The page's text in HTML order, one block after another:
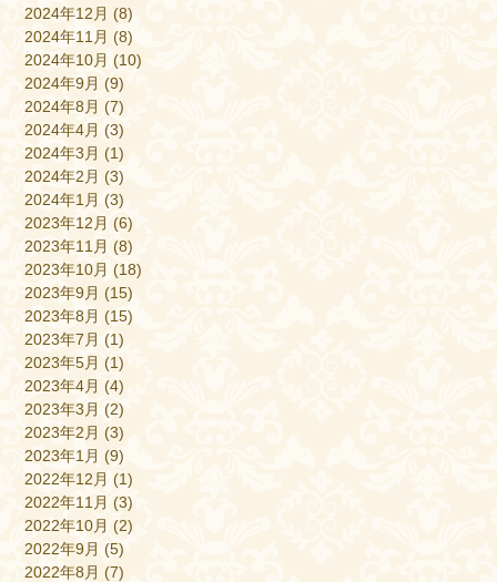
2024年12月 (8)
2024年11月 (8)
2024年10月 (10)
2024年9月 (9)
2024年8月 (7)
2024年4月 (3)
2024年3月 (1)
2024年2月 (3)
2024年1月 (3)
2023年12月 (6)
2023年11月 (8)
2023年10月 (18)
2023年9月 (15)
2023年8月 (15)
2023年7月 (1)
2023年5月 (1)
2023年4月 (4)
2023年3月 (2)
2023年2月 (3)
2023年1月 (9)
2022年12月 (1)
2022年11月 (3)
2022年10月 (2)
2022年9月 (5)
2022年8月 (7)